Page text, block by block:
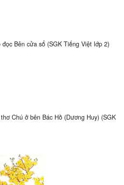
đọc Bên cửa sổ (SGK Tiếng Việt lớp 2)
Chú ở bên Bác Hồ (Dương Huy) (SGK